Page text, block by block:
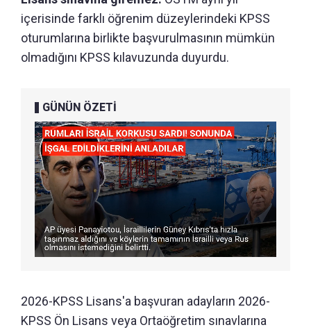
içerisinde farklı öğrenim düzeylerindeki KPSS
oturumlarına birlikte başvurulmasının mümkün
olmadığını KPSS kılavuzunda duyurdu.
GÜNÜN ÖZETİ
2026-KPSS Lisans'a başvuran adayların 2026-
KPSS Ön Lisans veya Ortaöğretim sınavlarına